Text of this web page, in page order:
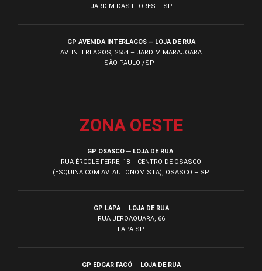
JARDIM DAS FLORES – SP
GP AVENIDA INTERLAGOS – LOJA DE RUA
AV. INTERLAGOS, 2554 – JARDIM MARAJOARA
SÃO PAULO /SP
ZONA OESTE
GP OSASCO ─ LOJA DE RUA
RUA ÉRCOLE FERRE, 18 – CENTRO DE OSASCO
(ESQUINA COM AV. AUTONOMISTA), OSASCO – SP
GP LAPA ─ LOJA DE RUA
RUA JEROAQUARA, 66
LAPA-SP
GP EDGAR FACÓ ─ LOJA DE RUA